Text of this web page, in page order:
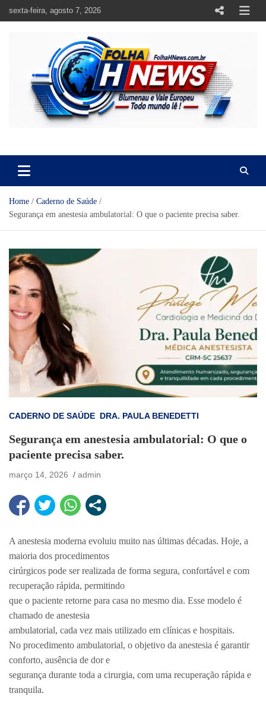
sexta-feira, agosto 7, 2026
Home
Caderno de Saúde
Segurança em anestesia ambulatorial: O que o paciente precisa saber.
CADERNO DE SAÚDE DRA. PAULA BENEDETTI
Segurança em anestesia ambulatorial: O que o
paciente precisa saber.
março 14, 2026 admin
A anestesia moderna evoluiu muito nas últimas décadas. Hoje, a
maioria dos procedimentos
cirúrgicos pode ser realizada de forma segura, confortável e com
recuperação rápida, permitindo
que o paciente retorne para casa no mesmo dia. Esse modelo é
chamado de anestesia
ambulatorial, cada vez mais utilizado em clínicas e hospitais.
No procedimento ambulatorial, o objetivo da anestesia é garantir
conforto, ausência de dor e
segurança durante toda a cirurgia, com uma recuperação rápida e
tranquila.